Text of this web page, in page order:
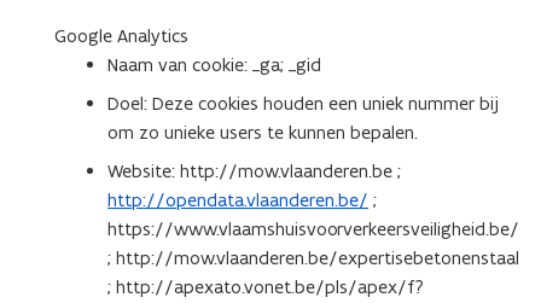
r
)
w
v
n
s
t
e
r
)
e
u
v
e
n
s
t
e
r
Google Analytics
Naam van cookie: _ga; _gid
Doel: Deze cookies houden een uniek nummer bij
om zo unieke users te kunnen bepalen.
Website: http://mow.vlaanderen.be ;
http://opendata.vlaanderen.be/ ;
https://www.vlaamshuisvoorverkeersveiligheid.be/
; http://mow.vlaanderen.be/expertisebetonenstaal
; http://apexato.vonet.be/pls/apex/f?